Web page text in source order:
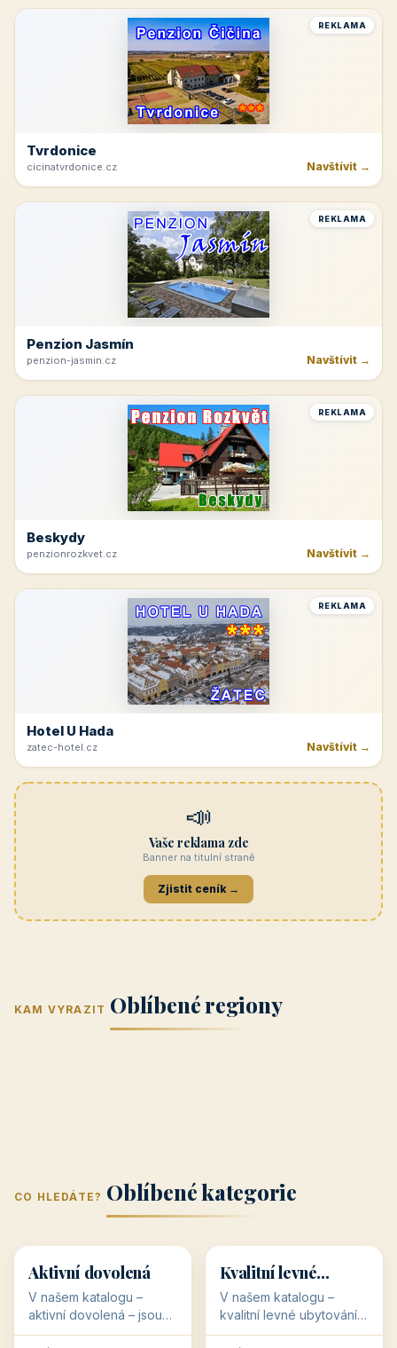
REKLAMA
Tvrdonice
cicinatvrdonice.cz Navštívit →
REKLAMA
Penzion Jasmín
penzion-jasmin.cz Navštívit →
REKLAMA
Beskydy
penzionrozkvet.cz Navštívit →
REKLAMA
Hotel U Hada
zatec-hotel.cz Navštívit →
📣
Vaše reklama zde
Banner na titulní straně
Zjistit ceník →
KAM VYRAZIT Oblíbené regiony
(Jihomoravský
kraj)
kraj)
Zlínský kraj Žilinský
Karlovarský
Střední Čechy
(Středočeský
CO HLEDÁTE? Oblíbené kategorie
🥾 36 objektů
Aktivní dovolená
V našem katalogu –
aktivní dovolená – jsou
pro Vás připraveny
💰
💰
34 objektů
Kvalitní levné
ubytování
V našem katalogu –
kvalitní levné ubytování –
jsou pro Vás připraveny